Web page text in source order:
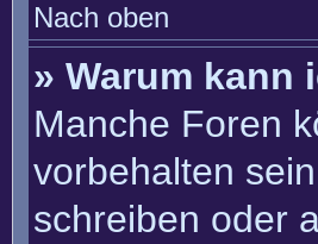
Nach oben
» Warum kann
Manche Foren
vorbehalten
schreiben oder